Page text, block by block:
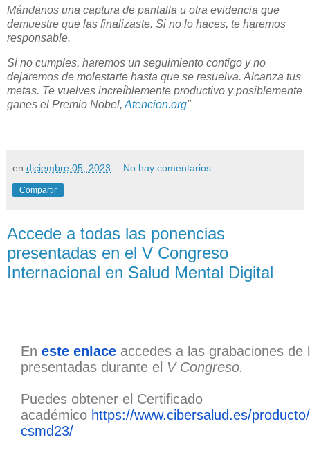
Mándanos una captura de pantalla u otra evidencia que
demuestre que las finalizaste. Si no lo haces, te haremos
responsable.
Si no cumples, haremos un seguimiento contigo y no
dejaremos de molestarte hasta que se resuelva. Alcanza tus
metas. Te vuelves increíblemente productivo y posiblemente
ganes el Premio Nobel, Atencion.org"
en diciembre 05, 2023 No hay comentarios:
Compartir
Accede a todas las ponencias
presentadas en el V Congreso
Internacional en Salud Mental Digital
En este enlace accedes a las grabaciones de
presentadas durante el V Congreso.
Puedes obtener el Certificado
académico https://www.cibersalud.es/
csmd23/